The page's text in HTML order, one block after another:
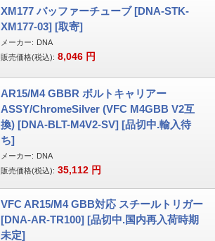
XM177 バッファーチューブ [DNA-STK-
XM177-03] [取寄]
メーカー: DNA
販売価格(税込): 8,046 円
AR15/M4 GBBR ボルトキャリアー
ASSY/ChromeSilver (VFC M4GBB V2互
換) [DNA-BLT-M4V2-SV] [品切中.輸入待
ち]
メーカー: DNA
販売価格(税込): 35,112 円
VFC AR15/M4 GBB対応 スチールトリガー
[DNA-AR-TR100] [品切中.国内再入荷時期
未定]